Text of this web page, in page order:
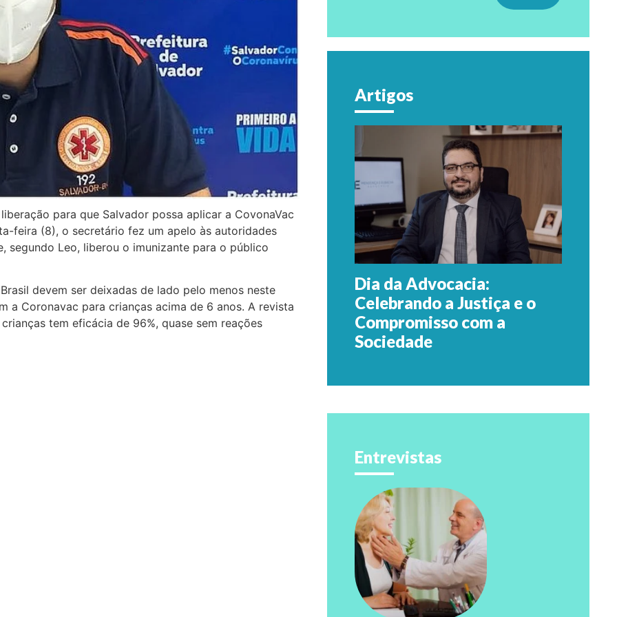
para que Salvador possa aplicar a CovonaVac
feira (8), o secretário fez um apelo às autoridades
segundo Leo, liberou o imunizante para o público
devem ser deixadas de lado pelo menos neste
a Coronavac para crianças acima de 6 anos. A revista
tem eficácia de 96%, quase sem reações
Artigos
Dia da Advocacia:
Celebrando a Justiça e o
Compromisso com a
Sociedade
Entrevistas